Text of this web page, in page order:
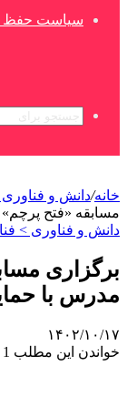
سیاست حفظ
خانه/دانش و
مسابقه «فتح
دانش و فناوری >
برگزاری
مدرس با
۱۴۰۲/۱۰/۱۷
خواندن این مطلب 1 دقیقه زمان میبرد